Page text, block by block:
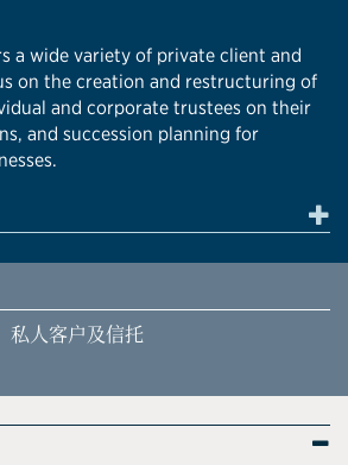
a wide variety of private client and
on the creation and restructuring of
and corporate trustees on their
and succession planning for
私人客户及信托